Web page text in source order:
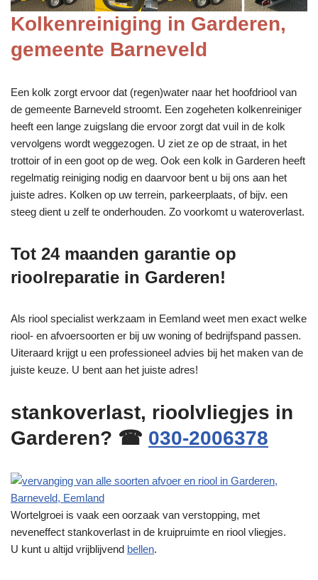
Kolkenreiniging in Garderen,
gemeente Barneveld
Een kolk zorgt ervoor dat (regen)water naar het hoofdriool van
de gemeente Barneveld stroomt. Een zogeheten kolkenreiniger
heeft een lange zuigslang die ervoor zorgt dat vuil in de kolk
vervolgens wordt weggezogen. U ziet ze op de straat, in het
trottoir of in een goot op de weg. Ook een kolk in Garderen heeft
regelmatig reiniging nodig en daarvoor bent u bij ons aan het
juiste adres. Kolken op uw terrein, parkeerplaats, of bijv. een
steeg dient u zelf te onderhouden. Zo voorkomt u wateroverlast.
Tot 24 maanden garantie op
rioolreparatie in Garderen!
Als riool specialist werkzaam in Eemland weet men exact welke
riool- en afvoersoorten er bij uw woning of bedrijfspand passen.
Uiteraard krijgt u een professioneel advies bij het maken van de
juiste keuze. U bent aan het juiste adres!
stankoverlast, rioolvliegjes in
Garderen? ☎ 030-2006378
Wortelgroei is vaak een oorzaak van verstopping, met
neveneffect stankoverlast in de kruipruimte en riool vliegjes.
U kunt u altijd vrijblijvend bellen.